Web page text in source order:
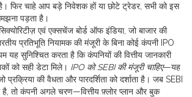
फिर चाहे आप बड़े निवेशक हों या छोटे ट्रेडर, सभी को इस
पड़ता है।
एवं एक्सचेंज बोर्ड ऑफ इंडिया, जो बाजार की
प्रतिभूति नियामककी मंजूरी के बिना कोई कंपनी IPO
सुनिश्चित करता है कि कंपनियों की वित्तीय जानकारी
को सही डेटा मिले। IPO को SEBI की मंजूरी चाहिए—यह
की वैधता और पारदर्शिता को दर्शाता है। जब SEBI
है, तो कंपनी अगले चरण—वित्तीय फ़्लोर प्लान और बुक